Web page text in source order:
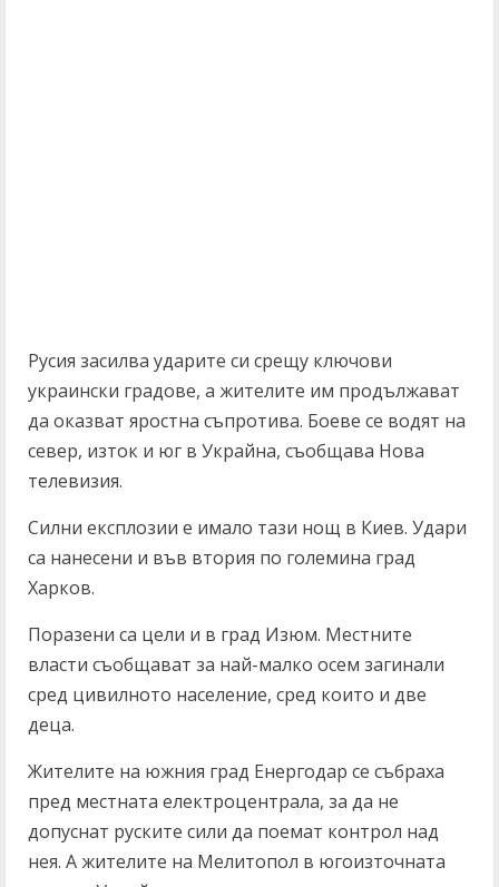
Русия засилва ударите си срещу ключови
украински градове, а жителите им продължават
да оказват яростна съпротива. Боеве се водят на
север, изток и юг в Украйна, съобщава Нова
телевизия.
Силни експлозии е имало тази нощ в Киев. Удари
са нанесени и във втория по големина град
Харков.
Поразени са цели и в град Изюм. Местните
власти съобщават за най-малко осем загинали
сред цивилното население, сред които и две
деца.
Жителите на южния град Енергодар се събраха
пред местната електроцентрала, за да не
допуснат руските сили да поемат контрол над
нея. А жителите на Мелитопол в югоизточната